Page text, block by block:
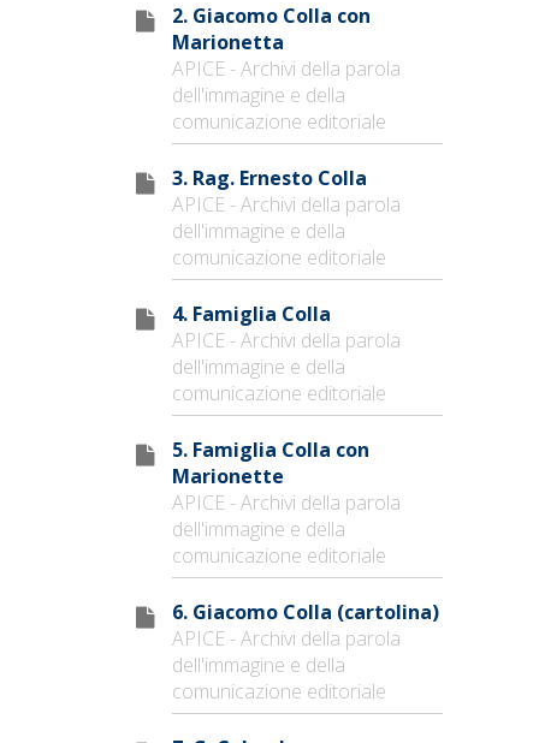
2. Giacomo Colla con
Marionetta
APICE - Archivi della parola
dell'immagine e della
comunicazione editoriale
3. Rag. Ernesto Colla
APICE - Archivi della parola
dell'immagine e della
comunicazione editoriale
4. Famiglia Colla
APICE - Archivi della parola
dell'immagine e della
comunicazione editoriale
5. Famiglia Colla con
Marionette
APICE - Archivi della parola
dell'immagine e della
comunicazione editoriale
6. Giacomo Colla (cartolina)
APICE - Archivi della parola
dell'immagine e della
comunicazione editoriale